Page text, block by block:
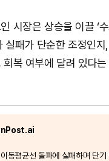
시장은 상승을 이끌 ‘
실패가 단순한 조정인지
회복 여부에 달려 있다
동평균선 돌파에 실패하며 단기